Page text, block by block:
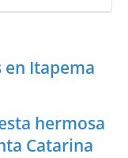
en Itapema
hermosa
Catarina